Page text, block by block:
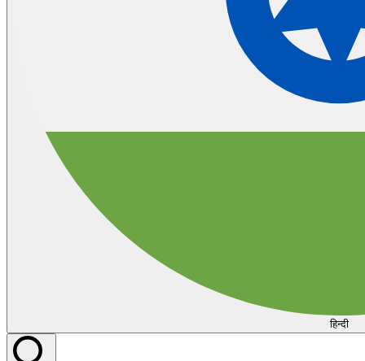
हिन्दी